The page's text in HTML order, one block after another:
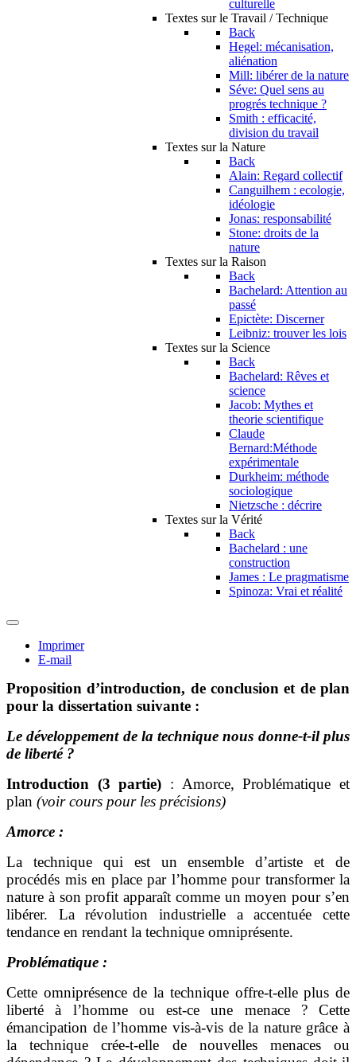
culturelle
Textes sur le Travail / Technique
Back
Hegel: mécanisation,
aliénation
Mill: libérer de la nature
Séve: Quel sens au
progrés technique ?
Smith : efficacité,
division du travail
Textes sur la Nature
Back
Alain: Regard collectif
Canguilhem : ecologie,
idéologie
Jonas: responsabilité
Stone: droits de la
nature
Textes sur la Raison
Back
Bachelard: Attention au
passé
Epictète: Discerner
Leibniz: trouver les lois
Textes sur la Science
Back
Bachelard: Rêves et
science
Jacob: Mythes et
theorie scientifique
Claude
Bernard:Méthode
expérimentale
Durkheim: méthode
sociologique
Nietzsche : décrire
Textes sur la Vérité
Back
Bachelard : une
construction
James : Le pragmatisme
Spinoza: Vrai et réalité
Imprimer
E-mail
Proposition d’introduction, de conclusion et de plan
pour la dissertation suivante :
Le développement de la technique nous donne-t-il plus
de liberté ?
Introduction (3 partie) : Amorce, Problématique et
plan (voir cours pour les précisions)
Amorce :
La technique qui est un ensemble d’artiste et de
procédés mis en place par l’homme pour transformer la
nature à son profit apparaît comme un moyen pour s’en
libérer. La révolution industrielle a accentuée cette
tendance en rendant la technique omniprésente.
Problématique :
Cette omniprésence de la technique offre-t-elle plus de
liberté à l’homme ou est-ce une menace ? Cette
émancipation de l’homme vis-à-vis de la nature grâce à
la technique crée-t-elle de nouvelles menaces ou